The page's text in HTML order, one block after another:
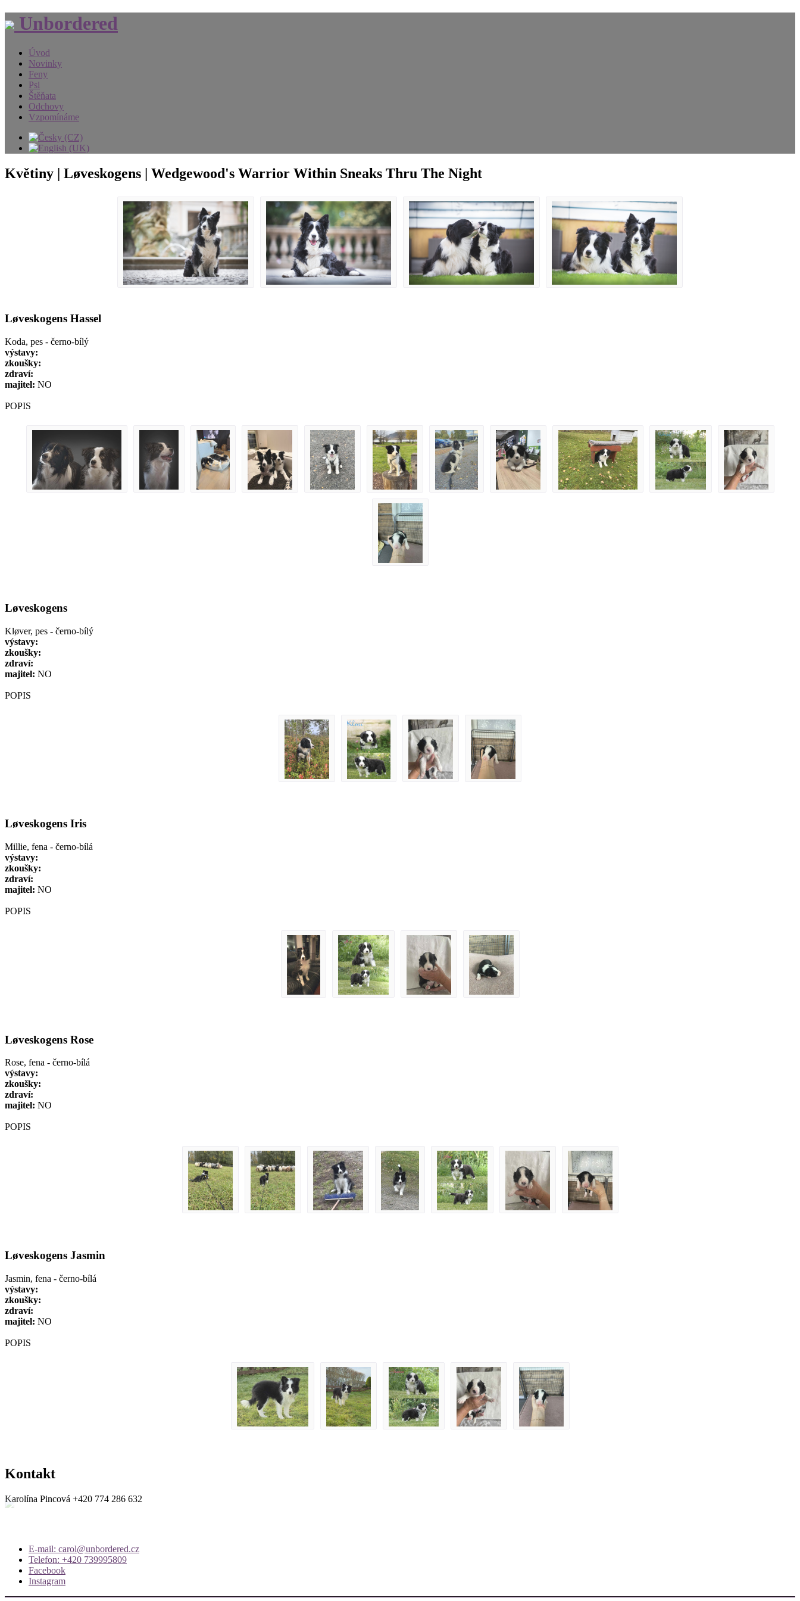
Unbordered
Úvod
Novinky
Feny
Psi
Štěňata
Odchovy
Vzpomínáme
Květiny | Løveskogens | Wedgewood's Warrior Within Sneaks Thru The Night
Løveskogens Hassel
Koda, pes - černo-bílý
výstavy:
zkoušky:
zdraví:
majitel: NO
POPIS
Løveskogens
Kløver, pes - černo-bílý
výstavy:
zkoušky:
zdraví:
majitel: NO
POPIS
Løveskogens Iris
Millie, fena - černo-bílá
výstavy:
zkoušky:
zdraví:
majitel: NO
POPIS
Løveskogens Rose
Rose, fena - černo-bílá
výstavy:
zkoušky:
zdraví:
majitel: NO
POPIS
Løveskogens Jasmin
Jasmin, fena - černo-bílá
výstavy:
zkoušky:
zdraví:
majitel: NO
POPIS
Kontakt
Karolína Pincová +420 774 286 632
E-mail: carol@unbordered.cz
Telefon: +420 739995809
Facebook
Instagram